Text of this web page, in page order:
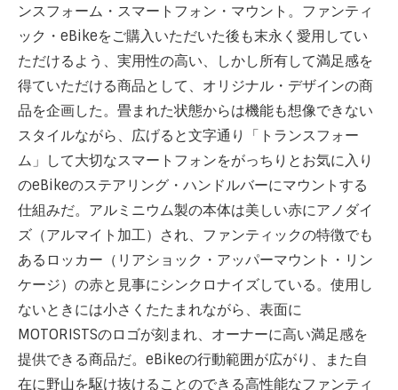
ンスフォーム・スマートフォン・マウント。ファンティ
ック・eBikeをご購入いただいた後も末永く愛用してい
ただけるよう、実用性の高い、しかし所有して満足感を
得ていただける商品として、オリジナル・デザインの商
品を企画した。畳まれた状態からは機能も想像できない
スタイルながら、広げると文字通り「トランスフォー
ム」して大切なスマートフォンをがっちりとお気に入り
のeBikeのステアリング・ハンドルバーにマウントする
仕組みだ。アルミニウム製の本体は美しい赤にアノダイ
ズ（アルマイト加工）され、ファンティックの特徴でも
あるロッカー（リアショック・アッパーマウント・リン
ケージ）の赤と見事にシンクロナイズしている。使用し
ないときには小さくたたまれながら、表面に
MOTORISTSのロゴが刻まれ、オーナーに高い満足感を
提供できる商品だ。eBikeの行動範囲が広がり、また自
在に野山を駆け抜けることのできる高性能なファンティ